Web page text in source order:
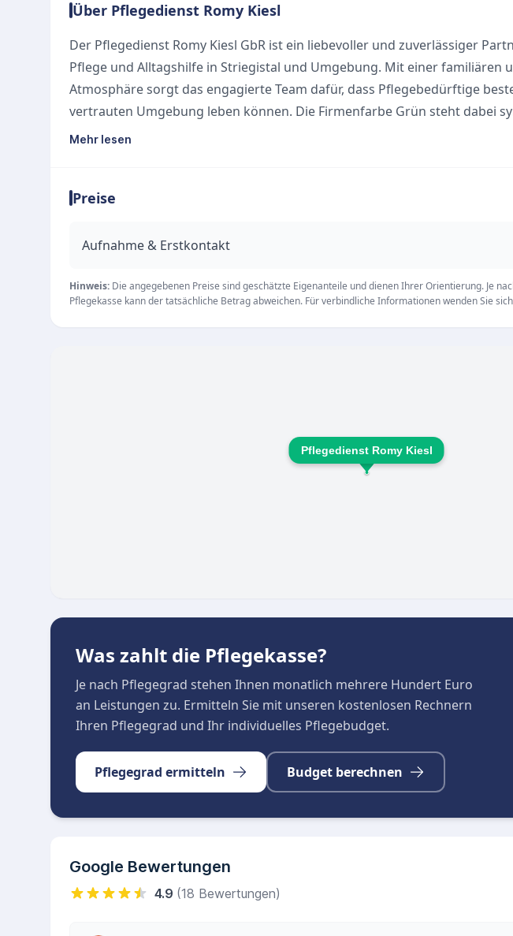
Über Pflegedienst Romy Kiesl
Der Pflegedienst Romy Kiesl GbR ist ein liebevoller und zuverlässiger
Pflege und Alltagshilfe in Striegistal und Umgebung. Mit einer familiären
Atmosphäre sorgt das engagierte Team dafür, dass Pflegebedürftige
vertrauten Umgebung leben können. Die Firmenfarbe Grün steht dabei
Leben und Harmonie – Werte, die in der täglichen Arbeit aktiv gelebt
Unsere Leistungen
deren Angehörige maßgeblich. Das Team legt großen Wert auf eine
Ambulante Pflege und medizinische Versorgung im eigenen Zuhause
Alltagshilfe und hauswirtschaftliche Unterstützung
Kompetente Begleitung und Unterstützung bei der Beantragung eines
und schnell auf veränderte Pflegesituationen reagiert werden kann und
würdevolle, umfassende Versorgung erhalten.
Mehr lesen
Preise
Aufnahme & Erstkontakt
Hinweis: Die angegebenen Preise sind geschätzte Eigenanteile und dienen Ihrer Orientierung. Je
Pflegekasse kann der tatsächliche Betrag abweichen. Für verbindliche Informationen wenden Sie
Pflegedienst Romy Kiesl
Was zahlt die Pflegekasse?
Je nach Pflegegrad stehen Ihnen monatlich mehrere Hundert Euro
an Leistungen zu. Ermitteln Sie mit unseren kostenlosen Rechnern
Ihren Pflegegrad und Ihr individuelles Pflegebudget.
Pflegegrad ermitteln Budget berechnen
Google Bewertungen
4.9 (18 Bewertungen)